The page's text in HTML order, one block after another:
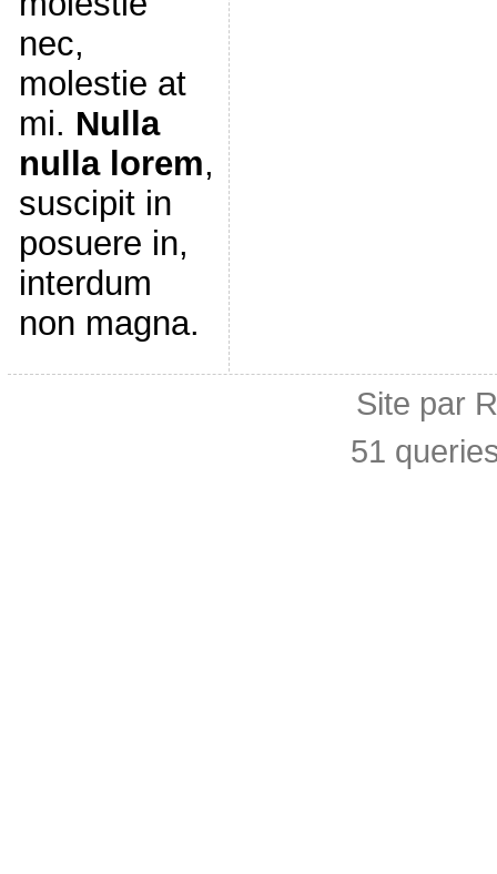
nec,
molestie at
mi. Nulla
nulla lorem,
suscipit in
posuere in,
interdum
non magna.
Site par
51